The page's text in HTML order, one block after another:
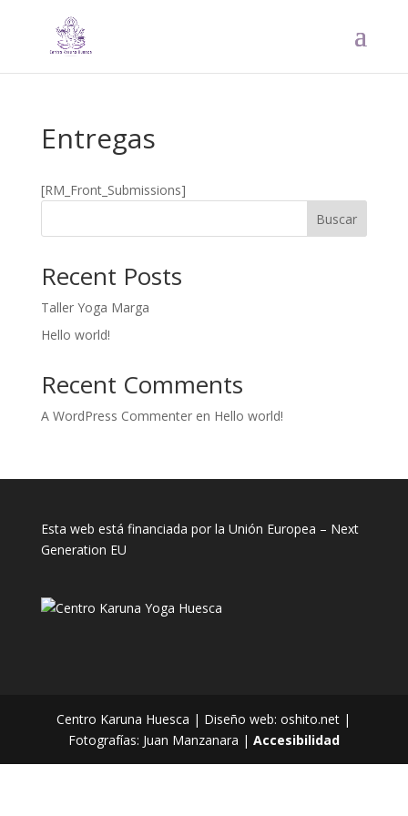
Entregas
[RM_Front_Submissions]
Buscar
Recent Posts
Taller Yoga Marga
Hello world!
Recent Comments
A WordPress Commenteren Hello world!
Esta web está financiada por la Unión Europea – Next
Generation EU
Centro Karuna Huesca | Diseño web: oshito.net |
Fotografías: Juan Manzanara | Accesibilidad